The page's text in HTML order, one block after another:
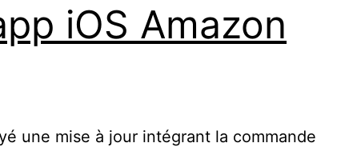
iOS Amazon
une mise à jour intégrant la commande